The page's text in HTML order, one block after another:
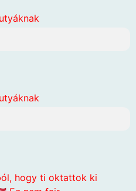
hogy ti oktattok ki